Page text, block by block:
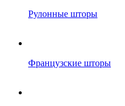
Рулонные шторы
Французские шторы